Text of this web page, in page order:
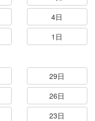
4日
1日
29日
26日
23日